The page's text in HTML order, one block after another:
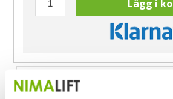
Lägg i
Ring Morten